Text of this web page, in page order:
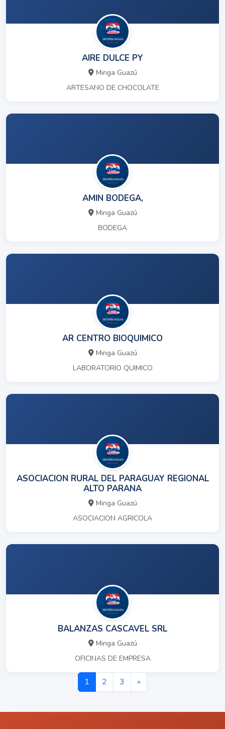
AIRE DULCE PY
Minga Guazú
ARTESANO DE CHOCOLATE
AMIN BODEGA,
Minga Guazú
BODEGA
AR CENTRO BIOQUIMICO
Minga Guazú
LABORATORIO QUIMICO
ASOCIACION RURAL DEL PARAGUAY REGIONAL
ALTO PARANA
Minga Guazú
ASOCIACION AGRICOLA
BALANZAS CASCAVEL SRL
Minga Guazú
OFICINAS DE EMPRESA
1 2 3 »